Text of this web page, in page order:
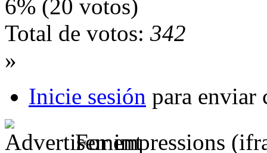
6% (20 votos)
Total de votos: 342
»
Inicie sesión para enviar
For impressions